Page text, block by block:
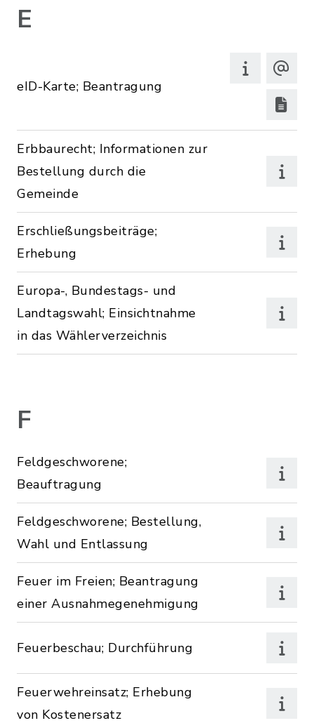
E
eID-Karte; Beantragung
Erbbaurecht; Informationen zur
Bestellung durch die
Gemeinde
Erschließungsbeiträge;
Erhebung
Europa-, Bundestags- und
Landtagswahl; Einsichtnahme
in das Wählerverzeichnis
F
Feldgeschworene;
Beauftragung
Feldgeschworene; Bestellung,
Wahl und Entlassung
Feuer im Freien; Beantragung
einer Ausnahmegenehmigung
Feuerbeschau; Durchführung
Feuerwehreinsatz; Erhebung
von Kostenersatz